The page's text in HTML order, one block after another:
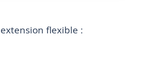
flexible :